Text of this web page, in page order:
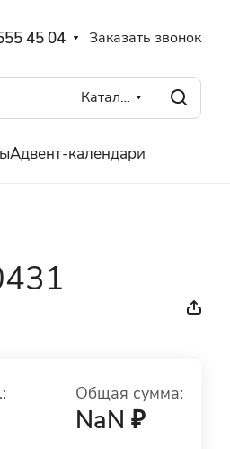
45 04 Заказать звонок
Каталог
Адвент-календари
Общая сумма:
NaN ₽